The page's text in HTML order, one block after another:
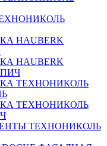
HAUBERK
HAUBERK
ТЕХНОНИКОЛЬ
ТЕХНОНИКОЛЬ
ТЕХНОНИКОЛЬ